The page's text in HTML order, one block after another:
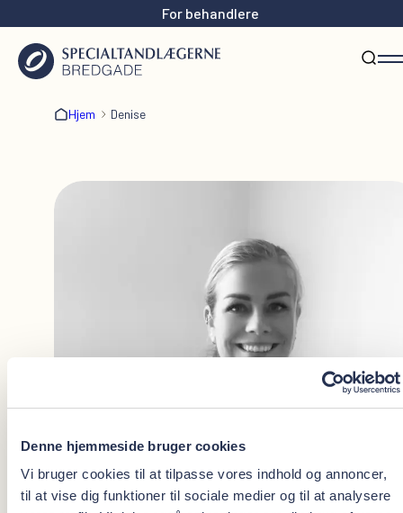
Denne hjemmeside bruger cookies
Vi bruger cookies til at tilpasse vores indhold og annoncer,
til at vise dig funktioner til sociale medier og til at analysere
For behandlere
Hjem Denise